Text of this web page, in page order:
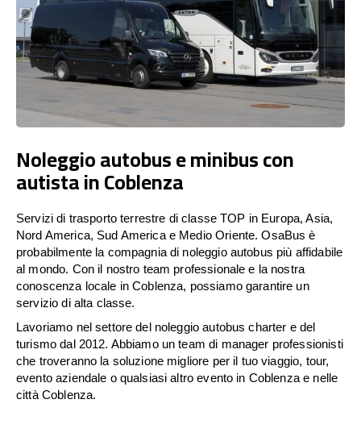
Noleggio autobus e minibus con
autista in Coblenza
Servizi di trasporto terrestre di classe TOP in Europa, Asia,
Nord America, Sud America e Medio Oriente. OsaBus è
probabilmente la compagnia di noleggio autobus più affidabile
al mondo. Con il nostro team professionale e la nostra
conoscenza locale in Coblenza, possiamo garantire un
servizio di alta classe.
Lavoriamo nel settore del noleggio autobus charter e del
turismo dal 2012. Abbiamo un team di manager professionisti
che troveranno la soluzione migliore per il tuo viaggio, tour,
evento aziendale o qualsiasi altro evento in Coblenza e nelle
città Coblenza.